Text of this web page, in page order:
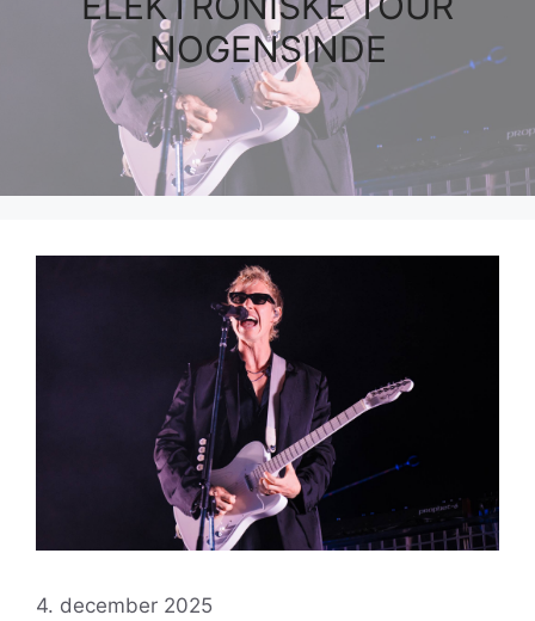
NOGENSINDE
4. december 2025